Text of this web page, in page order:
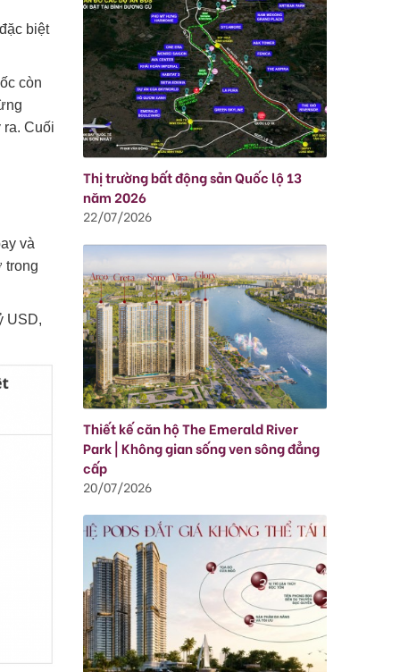
biệt
còn
Cuối
và
trong
USD,
Thị trường bất động sản Quốc lộ 13
năm 2026
22/07/2026
Thiết kế căn hộ The Emerald River
Park | Không gian sống ven sông đẳng
cấp
20/07/2026